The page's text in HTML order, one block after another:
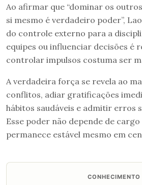
Ao afirmar que “dominar os
si mesmo é verdadeiro poder”,
do controle externo para a
equipes ou influenciar decisões é
controlar impulsos costuma ser
A verdadeira força se revela ao
conflitos, adiar gratificações
hábitos saudáveis e admitir erros
Esse poder não depende de
permanece estável mesmo em
CONHECIMENTO